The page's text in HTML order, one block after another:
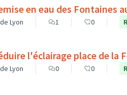
en eau des Fontaines
Lyon 1 0
l'éclairage place de la
Lyon 0 0